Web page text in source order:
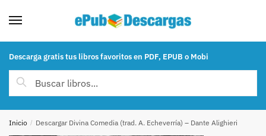
Descarga gratis tus libros favoritos en PDF, EPUB o Mobi
Buscar por:
Buscar
Inicio / Descargar Divina Comedia (trad. A. Echeverría) – Dante Alighieri